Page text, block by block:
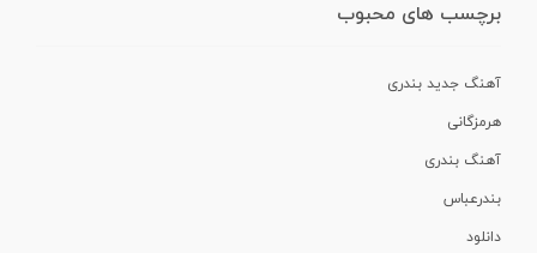
برچسب های محبوب
آهنگ جدید بندری
هرمزگانی
آهنگ بندری
بندرعباس
دانلود